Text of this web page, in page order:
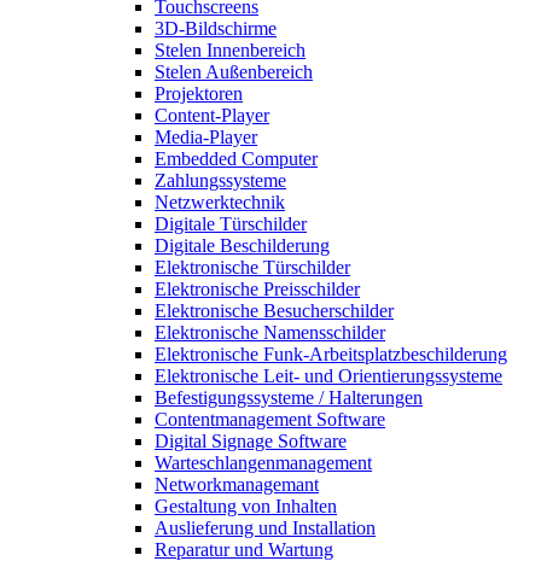
Touchscreens
3D-Bildschirme
Stelen Innenbereich
Stelen Außenbereich
Projektoren
Content-Player
Media-Player
Embedded Computer
Zahlungssysteme
Netzwerktechnik
Digitale Türschilder
Digitale Beschilderung
Elektronische Türschilder
Elektronische Preisschilder
Elektronische Besucherschilder
Elektronische Namensschilder
Elektronische Funk-Arbeitsplatzbeschilderung
Elektronische Leit- und Orientierungssysteme
Befestigungssysteme / Halterungen
Contentmanagement Software
Digital Signage Software
Warteschlangenmanagement
Networkmanagemant
Gestaltung von Inhalten
Auslieferung und Installation
Reparatur und Wartung